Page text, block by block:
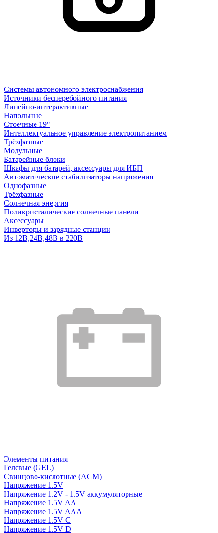
Системы автономного электроснабжения
Источники бесперебойного питания
Линейно-интерактивные
Напольные
Стоечные 19"
Интеллектуальное управление электропитанием
Трёхфазные
Модульные
Батарейные блоки
Шкафы для батарей, аксессуары для ИБП
Автоматические стабилизаторы напряжения
Однофазные
Трёхфазные
Солнечная энергия
Поликристалические солнечные панели
Аксессуары
Инверторы и зарядные станции
Из 12В,24В,48В в 220В
Элементы питания
Гелевые (GEL)
Свинцово-кислотные (AGM)
Напряжение 1.5V
Напряжение 1.2V - 1.5V аккумуляторные
Напряжение 1.5V AA
Напряжение 1.5V AAA
Напряжение 1.5V C
Напряжение 1.5V D